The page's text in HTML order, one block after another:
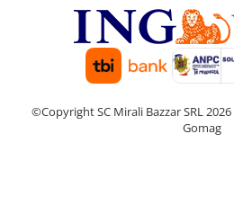
©Copyright SC Mirali Bazzar SRL 2026
Gomag